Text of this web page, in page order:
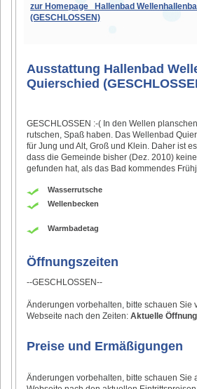
zur Homepage Hallenbad
(GESCHLOSSEN)
Ausstattung Hallenbad
Quierschied
GESCHLOSSEN :-( In den Wellen
rutschen, Spaß haben. Das Wellenbad
für Jung und Alt, Groß und Klein. Daher ist
dass die Gemeinde bisher (Dez. 2010)
gefunden hat, als das Bad kommendes
Wasserrutsche
Wellenbecken
Warmbadetag
Öffnungszeiten
--GESCHLOSSEN--
Änderungen vorbehalten, bitte schauen Sie
Webseite nach den Zeiten:Aktuelle
Preise und Ermäßigungen
Änderungen vorbehalten, bitte schauen Sie